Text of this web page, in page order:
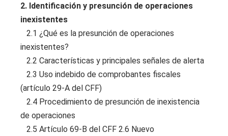
2. Identificación y presunción de operaciones
inexistentes
2.1 ¿Qué es la presunción de operaciones
inexistentes?
2.2 Características y principales señales de alerta
2.3 Uso indebido de comprobantes fiscales
(artículo 29-A del CFF)
2.4 Procedimiento de presunción de inexistencia
de operaciones
2.5 Artículo 69-B del CFF 2.6 Nuevo